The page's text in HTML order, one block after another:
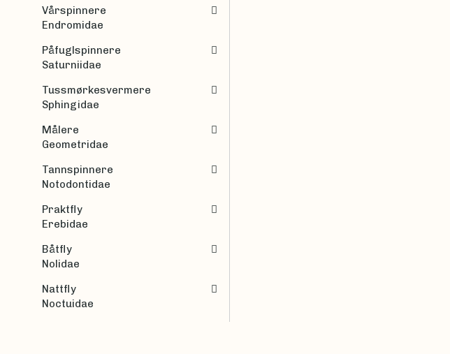
Vårspinnere
Endromidae
Påfuglspinnere
Saturniidae
Tussmørkesvermere
Sphingidae
Målere
Geometridae
Tannspinnere
Notodontidae
Praktfly
Erebidae
Båtfly
Nolidae
Nattfly
Noctuidae